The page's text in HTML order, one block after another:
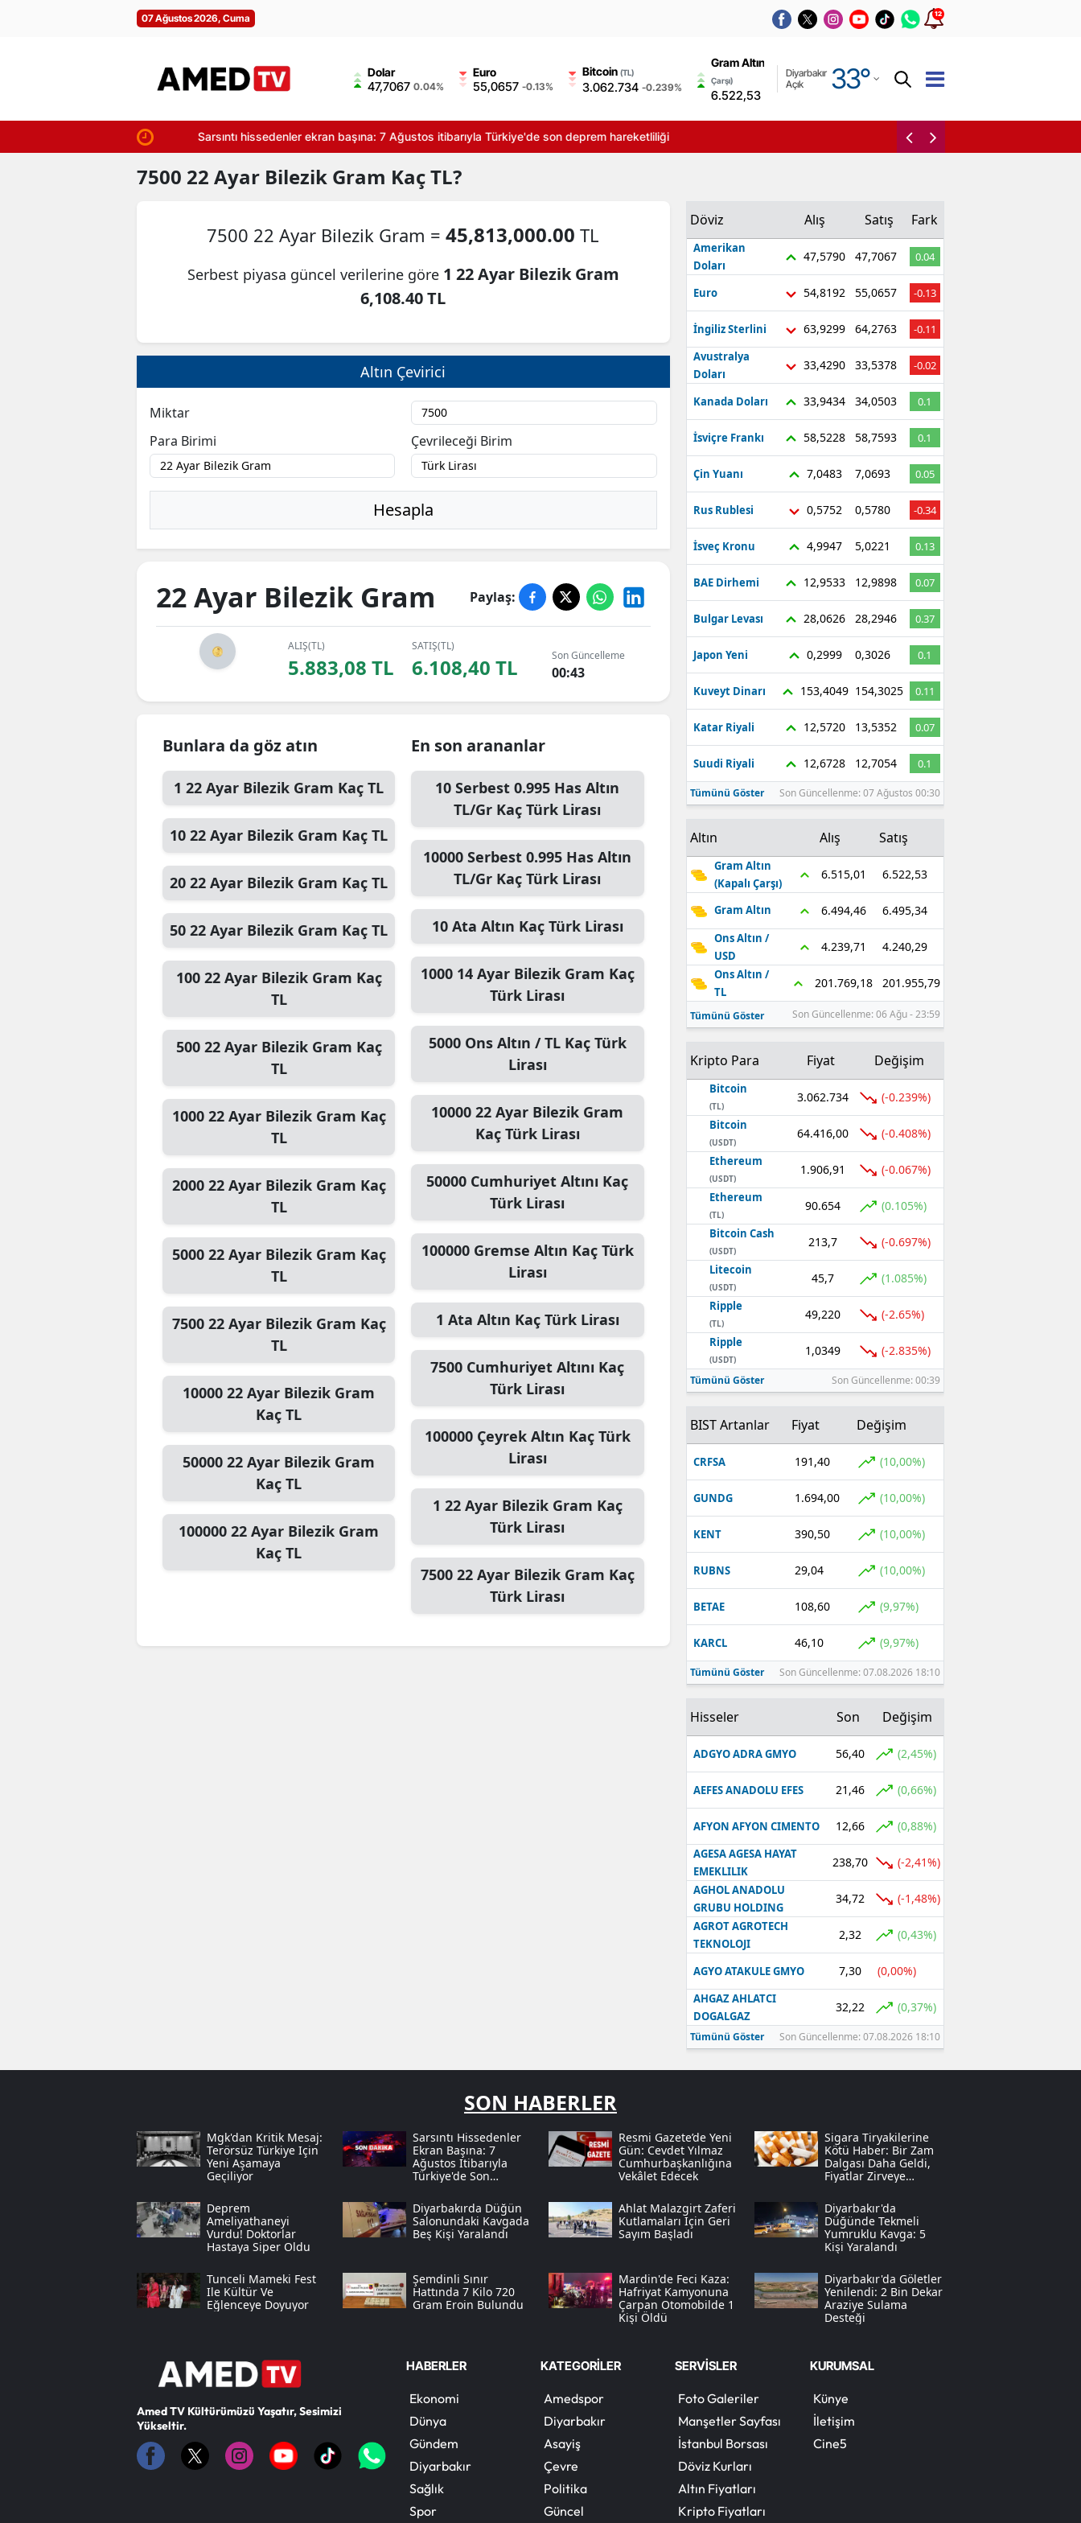
07 Ağustos 2026, Cuma 12
Dolar
47,7067 0.04%
Euro
55,0657 -0.13%
Bitcoin(TL)
3.062.734 -0.239%
Gram Altın
(Kapalı
Çarşı)
6.522,53 0,00%
Diyarbakır
Açık
33°
Adıyaman
Ankara
Artvin
Aydın
Balıkesir
Bingöl
Bitlis
Bolu
Burdur
Bursa
Çanakkale
Çorum
Denizli
Diyarbakır
Elazığ
Erzincan
Erzurum
Eskişehir
Gaziantep
Hakkari
Isparta
Mersin
İstanbul
İzmir
Kars
Kastamonu
Kırklareli
Kırşehir
Kocaeli
Kütahya
Malatya
Manisa
Kahramanmaraş
Mardin
Nevşehir
Sakarya
Samsun
Tokat
Trabzon
Van
Zonguldak
Aksaray
Bayburt
Karaman
Şırnak
Sarsıntı hissedenler ekran başına: 7 Ağustos itibarıyla Türkiye'de son deprem hareketliliği
7500 22 Ayar Bilezik Gram Kaç TL?
7500 22 Ayar Bilezik Gram =45,813,000.00TL
Serbest piyasa güncel verilerine göre 1 22 Ayar Bilezik Gram
6,108.40 TL
Altın Çevirici
Miktar
Para Birimi
Çevrileceği Birim
Hesapla
22 Ayar Bilezik Gram Paylaş:
ALIŞ(TL)
5.883,08 TL
SATIŞ(TL)
6.108,40 TL Son Güncelleme
00:43
Bunlara da göz atın
122 Ayar Bilezik Gram Kaç TL
1022 Ayar Bilezik Gram Kaç TL
2022 Ayar Bilezik Gram Kaç TL
5022 Ayar Bilezik Gram Kaç TL
100 22 Ayar Bilezik Gram Kaç
TL
500 22 Ayar Bilezik Gram Kaç
TL
1000 22 Ayar Bilezik Gram Kaç
TL
2000 22 Ayar Bilezik Gram Kaç
TL
5000 22 Ayar Bilezik Gram Kaç
TL
7500 22 Ayar Bilezik Gram Kaç
TL
1000022 Ayar Bilezik Gram
Kaç TL
5000022 Ayar Bilezik Gram
Kaç TL
10000022 Ayar Bilezik Gram
Kaç TL
En son arananlar
10Serbest 0.995 Has Altın
TL/Gr Kaç Türk Lirası
10000Serbest 0.995 Has Altın
TL/Gr Kaç Türk Lirası
10 Ata Altın Kaç Türk Lirası
1000 14 Ayar Bilezik Gram Kaç
Türk Lirası
5000 Ons Altın / TLKaç Türk
Lirası
1000022 Ayar Bilezik Gram
Kaç Türk Lirası
50000 Cumhuriyet Altını Kaç
Türk Lirası
100000 Gremse Altın Kaç Türk
Lirası
1 Ata Altın Kaç Türk Lirası
7500 Cumhuriyet Altını Kaç
Türk Lirası
100000 Çeyrek Altın Kaç Türk
Lirası
1 22 Ayar Bilezik Gram Kaç
Türk Lirası
7500 22 Ayar Bilezik Gram Kaç
Türk Lirası
Döviz Alış Satış Fark
Amerikan
Doları
47,5790 47,7067 0.04
Euro 54,8192 55,0657 -0.13
İngiliz Sterlini 63,9299 64,2763
-0.11
Avustralya
Doları
33,4290 33,5378 -0.02
Kanada Doları 33,9434 34,0503 0.1
İsviçre Frankı 58,5228 58,7593 0.1
Çin Yuanı 7,0483 7,0693 0.05
Rus Rublesi 0,5752 0,5780 -0.34
İsveç Kronu 4,9947 5,0221 0.13
BAE Dirhemi 12,9533 12,9898 0.07
Bulgar Levası 28,0626 28,2946 0.37
Japon Yeni 0,2999 0,3026 0.1
Kuveyt Dinarı 153,4049 154,3025 0.11
Katar Riyali 12,5720 13,5352 0.07
Suudi Riyali 12,6728 12,7054 0.1
Tümünü Göster Son Güncellenme: 07 Ağustos 00:30
Altın Alış Satış
Gram Altın
(Kapalı Çarşı)
6.515,01 6.522,53
Gram Altın 6.494,46 6.495,34
Ons Altın /
USD
4.239,71 4.240,29
Ons Altın /
TL
201.769,18 201.955,79
Tümünü Göster Son Güncellenme: 06 Ağu - 23:59
Kripto Para Fiyat Değişim
Bitcoin
(TL)
3.062.734 (-0.239%)
Bitcoin
(USDT)
64.416,00 (-0.408%)
Ethereum
(USDT)
1.906,91 (-0.067%)
Ethereum
(TL)
90.654 (0.105%)
Bitcoin Cash
(USDT)
213,7 (-0.697%)
Litecoin
(USDT)
45,7 (1.085%)
Ripple
(TL)
49,220 (-2.65%)
Ripple
(USDT)
1,0349 (-2.835%)
Tümünü Göster Son Güncellenme: 00:39
BIST Artanlar Fiyat Değişim
CRFSA 191,40 (10,00%)
GUNDG 1.694,00 (10,00%)
KENT 390,50 (10,00%)
RUBNS 29,04 (10,00%)
BETAE 108,60 (9,97%)
KARCL 46,10 (9,97%)
Tümünü Göster Son Güncellenme: 07.08.2026 18:10
Hisseler Son Değişim
ADGYO ADRA GMYO 56,40 (2,45%)
AEFES ANADOLU EFES 21,46 (0,66%)
AFYON AFYON CIMENTO 12,66 (0,88%)
AGESA AGESA HAYAT
EMEKLILIK
238,70 (-2,41%)
AGHOL ANADOLU
GRUBU HOLDING
34,72 (-1,48%)
AGROT AGROTECH
TEKNOLOJI
2,32 (0,43%)
AGYO ATAKULE GMYO 7,30 (0,00%)
AHGAZ AHLATCI
DOGALGAZ
32,22 (0,37%)
Tümünü Göster Son Güncellenme: 07.08.2026 18:10
SON HABERLER
Mgk'dan Kritik Mesaj:
Terörsüz Türkiye Için
Yeni Aşamaya
Geçiliyor
Sarsıntı Hissedenler
Ekran Başına: 7
Ağustos Itibarıyla
Türkiye'de Son
Resmi Gazete’de Yeni
Gün: Cevdet Yılmaz
Cumhurbaşkanlığına
Vekâlet Edecek
Sigara Tiryakilerine
Kötü Haber: Bir Zam
Dalgası Daha Geldi,
Fiyatlar Zirveye
Deprem
Ameliyathaneyi
Vurdu! Doktorlar
Hastaya Siper Oldu
Diyarbakırda Düğün
Salonundaki Kavgada
Beş Kişi Yaralandı
Ahlat Malazgirt Zaferi
Kutlamaları Için Geri
Sayım Başladı
Diyarbakır'da
Düğünde Tekmeli
Yumruklu Kavga: 5
Kişi Yaralandı
Tunceli Mameki Fest
Ile Kültür Ve
Eğlenceye Doyuyor
Şemdinli Sınır
Hattında 7 Kilo 720
Gram Eroin Bulundu
Mardin'de Feci Kaza:
Hafriyat Kamyonuna
Çarpan Otomobilde 1
Kişi Öldü
Diyarbakır'da Göletler
Yenilendi: 2 Bin Dekar
Araziye Sulama
Desteği
Amed TV Kültürümüzü Yaşatır, Sesimizi
Yükseltir.
HABERLER
Ekonomi
Dünya
Gündem
Diyarbakır
Sağlık
Spor
KATEGORİLER
Amedspor
Diyarbakır
Asayiş
Çevre
Politika
Güncel
SERVİSLER
Foto Galeriler
Manşetler Sayfası
İstanbul Borsası
Döviz Kurları
Altın Fiyatları
Kripto Fiyatları
KURUMSAL
Künye
İletişim
Cine5